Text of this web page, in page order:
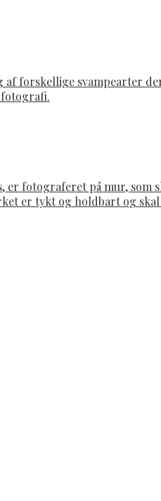
forskellige svampearter
fotograferet på mur,
er tykt og holdbart og